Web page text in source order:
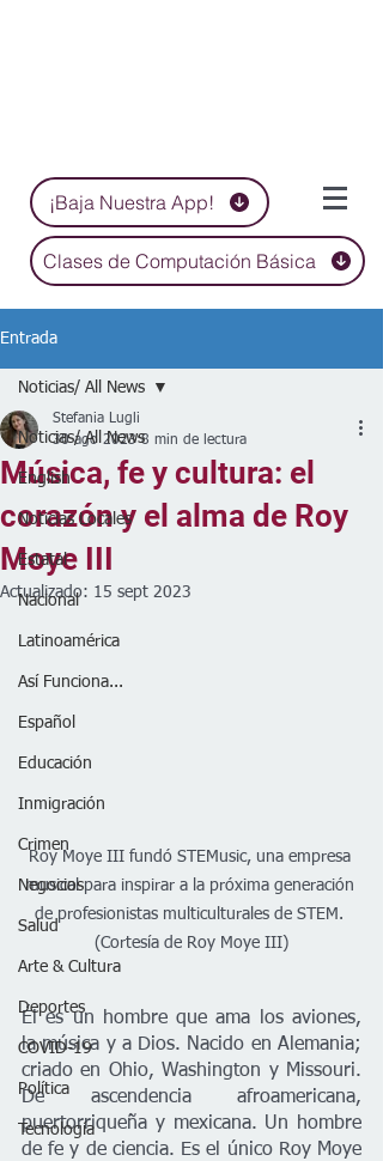
¡Baja Nuestra App!
Clases de Computación Básica
Entrada
Noticias/ All News
English
Noticias Locales
Estatal
Nacional
Latinoamérica
Así Funciona...
Español
Educación
Inmigración
Crimen
Negocios
Salud
Arte & Cultura
Deportes
COVID-19
Política
Tecnología
Noticias/ All News
Música, fe y cultura: el
corazón y el alma de Roy
Moye III
Stefania Lugli
30 ago 2023 8 min de lectura
Actualizado: 15 sept 2023
Roy Moye III fundó STEMusic, una empresa
musical para inspirar a la próxima generación
de profesionistas multiculturales de STEM.
(Cortesía de Roy Moye III)
Él es un hombre que ama los aviones,
la música y a Dios. Nacido en Alemania;
criado en Ohio, Washington y Missouri.
De ascendencia afroamericana,
puertorriqueña y mexicana. Un hombre
de fe y de ciencia. Es el único Roy Moye